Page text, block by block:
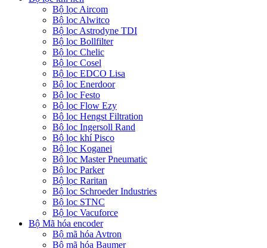
Bộ lọc Aircom
Bộ lọc Alwitco
Bộ lọc Astrodyne TDI
Bộ lọc Bollfilter
Bộ lọc Chelic
Bộ lọc Cosel
Bộ lọc EDCO Lisa
Bộ lọc Enerdoor
Bộ lọc Festo
Bộ lọc Flow Ezy
Bộ lọc Hengst Filtration
Bộ lọc Ingersoll Rand
Bộ lọc khí Pisco
Bộ lọc Koganei
Bộ lọc Master Pneumatic
Bộ lọc Parker
Bộ lọc Raritan
Bộ lọc Schroeder Industries
Bộ lọc STNC
Bộ lọc Vacuforce
Bộ Mã hóa encoder
Bộ mã hóa Avtron
Bộ mã hóa Baumer